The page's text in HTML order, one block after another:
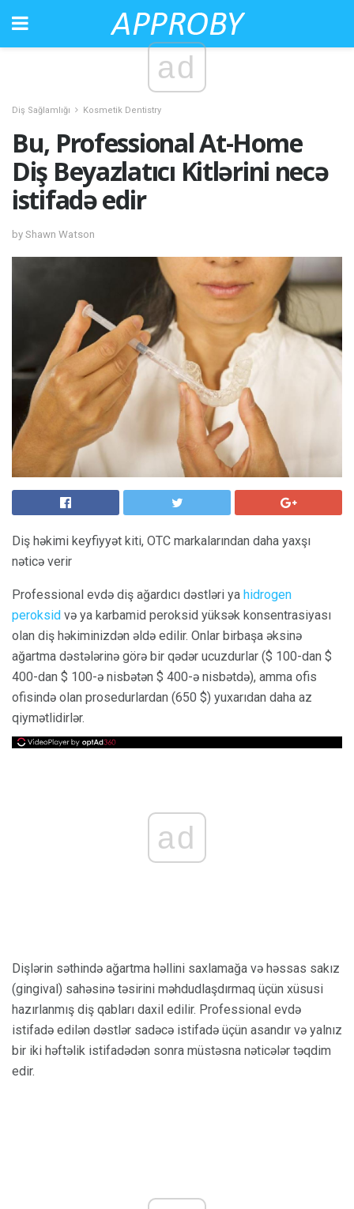
ad
Diş Sağlamlığı Kosmetik Dentistry
Bu, Professional At-Home
Diş Beyazlatıcı Kitlərini necə
istifadə edir
by Shawn Watson
Diş həkimi keyfiyyət kiti, OTC markalarından daha yaxşı
nəticə verir
Professional evdə diş ağardıcı dəstləri ya hidrogen
peroksid və ya karbamid peroksid yüksək konsentrasiyası
olan diş həkiminizdən əldə edilir. Onlar birbaşa əksinə
ağartma dəstələrinə görə bir qədər ucuzdurlar ($ 100-dan $
400-dan $ 100-ə nisbətən $ 400-ə nisbətdə), amma ofis
ofisində olan prosedurlardan (650 $) yuxarıdan daha az
qiymətlidirlər.
ad
Dişlərin səthində ağartma həllini saxlamağa və həssas sakız
(gingival) sahəsinə təsirini məhdudlaşdırmaq üçün xüsusi
hazırlanmış diş qabları daxil edilir. Professional evdə
istifadə edilən dəstlər sadəcə istifadə üçün asandır və yalnız
bir iki həftəlik istifadədən sonra müstəsna nəticələr təqdim
edir.